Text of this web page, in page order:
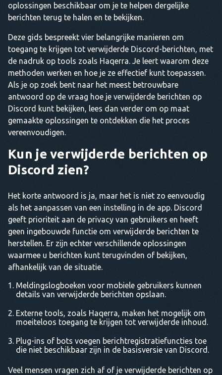
oplossingen beschikbaar om je te helpen dergelijke
berichten terug te halen en te bekijken.
Deze gids bespreekt vier belangrijke manieren om
toegang te krijgen tot verwijderde Discord-berichten, met
de nadruk op tools zoals Haqerra. Je leert waarom deze
methoden werken en hoe je ze effectief kunt toepassen.
Als je op zoek bent naar het meest betrouwbare
antwoord op de vraag hoe je verwijderde berichten op
Discord kunt bekijken, lees dan verder om op maat
gemaakte oplossingen te ontdekken die het proces
vereenvoudigen.
Kun je verwijderde berichten op
Discord zien?
Het korte antwoord is ja, maar het is niet zo eenvoudig
als het aanpassen van een instelling in de app. Discord
geeft prioriteit aan de privacy van gebruikers en heeft
geen ingebouwde functie om verwijderde berichten te
herstellen. Er zijn echter verschillende oplossingen
waarmee u berichten kunt terugvinden of bekijken,
afhankelijk van de situatie.
Meldingslogboeken voor mobiele gebruikers kunnen
details van verwijderde berichten opslaan.
Externe tools, zoals Haqerra, maken het mogelijk om
moeiteloos toegang te krijgen tot verwijderde inhoud.
Plug-ins of bots voegen berichtregistratiefuncties toe
die niet beschikbaar zijn in de basisversie van Discord.
Veel mensen vragen zich af of je verwijderde berichten op